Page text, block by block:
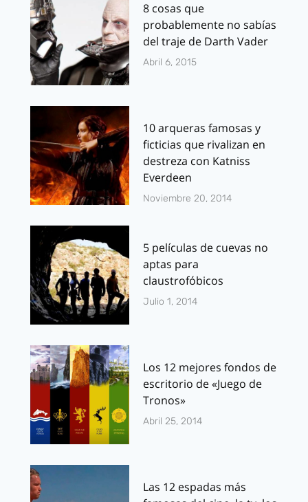
8 cosas que
probablemente no sabías
del traje de Darth Vader
Abril 6, 2015
10 arqueras famosas y
ficticias que rivalizan en
destreza con Katniss
Everdeen
Noviembre 20, 2014
5 películas de cuevas no
aptas para
claustrofóbicos
Julio 1, 2014
Los 12 mejores fondos de
escritorio de «Juego de
Tronos»
Abril 25, 2014
Las 12 espadas más